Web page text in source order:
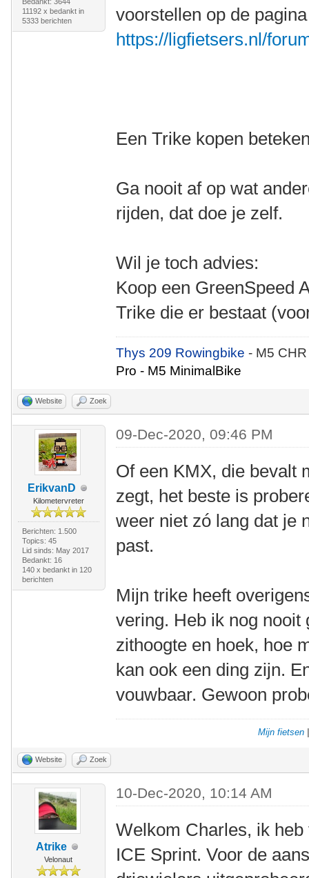
11192 x bedankt in
5333 berichten
voorstellen op de
https://ligfietsers.nl/
Een Trike kopen
Ga nooit af op wat
rijden, dat doe je zelf.
Wil je toch advies:
Koop een GreenSpeed
Trike die er bestaat
Thys 209 Rowingbike- M5
Pro - M5 MinimalBike
Website Zoek
ErikvanD
Kilometervreter
Berichten: 1.500
Topics: 45
Lid sinds: May 2017
Bedankt: 16
140 x bedankt in 120
berichten
09-Dec-2020, 09:46 PM
Of een KMX, die bevalt
zegt, het beste is
weer niet zó lang dat je
past.
Mijn trike heeft
vering. Heb ik nog
zithoogte en hoek, hoe
kan ook een ding zijn.
vouwbaar. Gewoon
Mijn fietsen
Website Zoek
Atrike
Velonaut
10-Dec-2020, 10:14 AM
Welkom Charles, ik
ICE Sprint. Voor de